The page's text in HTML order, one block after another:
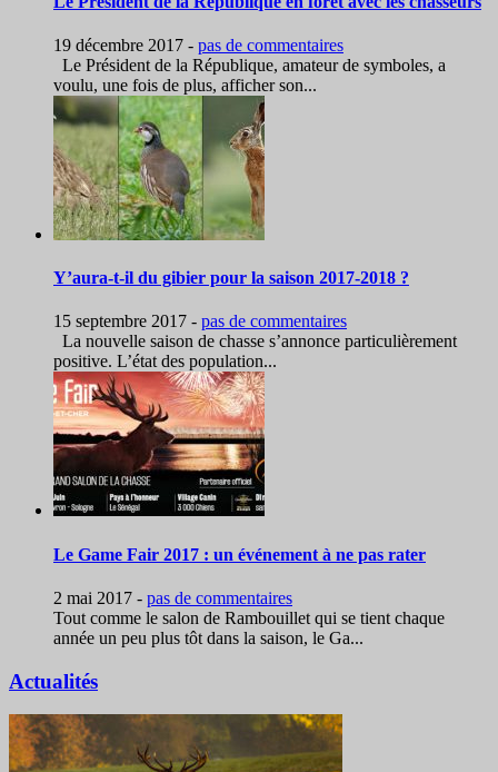
19 décembre 2017 - pas de commentaires
Le Président de la République, amateur de symboles, a
voulu, une fois de plus, afficher son...
Y’aura-t-il du gibier pour la saison 2017-2018 ?
15 septembre 2017 - pas de commentaires
La nouvelle saison de chasse s’annonce particulièrement
positive. L’état des population...
Le Game Fair 2017 : un événement à ne pas rater
2 mai 2017 - pas de commentaires
Tout comme le salon de Rambouillet qui se tient chaque
année un peu plus tôt dans la saison, le Ga...
Actualités